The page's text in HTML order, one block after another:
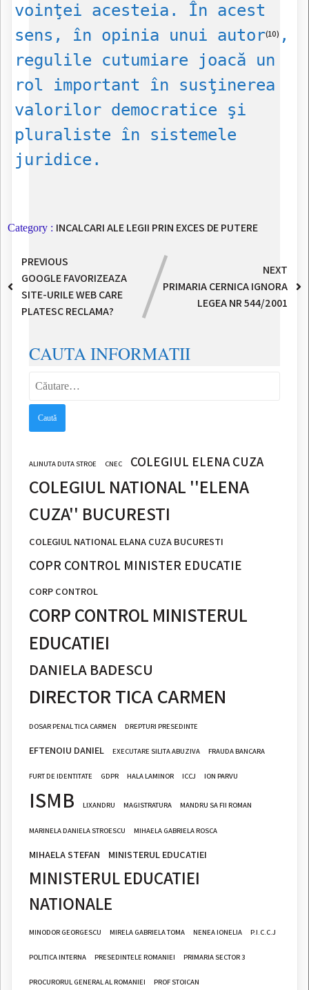
voinţei acesteia. În acest
sens, în opinia unui autor(10) ,
regulile cutumiare joacă un
rol important în susţinerea
valorilor democratice şi
pluraliste în sistemele
juridice.
Category : INCALCARI ALE LEGII PRIN EXCES DE PUTERE
PREVIOUS
GOOGLE FAVORIZEAZA
SITE-URILE WEB CARE
PLATESC RECLAMA?
NEXT
PRIMARIA CERNICA IGNORA
LEGEA NR 544/2001
CAUTA INFORMATII
ALINUTA DUTA STROE CNEC COLEGIUL ELENA CUZA
COLEGIUL NATIONAL ''ELENA
CUZA'' BUCURESTI
COLEGIUL NATIONAL ELANA CUZA BUCURESTI
COPR CONTROL MINISTER EDUCATIE
CORP CONTROL
CORP CONTROL MINISTERUL
EDUCATIEI
DANIELA BADESCU
DIRECTOR TICA CARMEN
DOSAR PENAL TICA CARMEN DREPTURI PRESEDINTE
EFTENOIU DANIEL EXECUTARE SILITA ABUZIVA FRAUDA BANCARA
FURT DE IDENTITATE GDPR HALA LAMINOR ICCJ ION PARVU
ISMB LIXANDRU MAGISTRATURA MANDRU SA FII ROMAN
MARINELA DANIELA STROESCU MIHAELA GABRIELA ROSCA
MIHAELA STEFAN MINISTERUL EDUCATIEI
MINISTERUL EDUCATIEI
NATIONALE
MINODOR GEORGESCU MIRELA GABRIELA TOMA NENEA IONELIA P.I.C.C.J
POLITICA INTERNA PRESEDINTELE ROMANIEI PRIMARIA SECTOR 3
PROCURORUL GENERAL AL ROMANIEI PROF STOICAN